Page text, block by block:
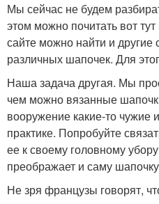
Мы сейчас не будем
этом можно почитать вот
сайте можно найти и другие
различных шапочек. Для
Наша задача другая. Мы
чем можно вязанные
вооружение какие-то чужие
практике. Попробуйте
ее к своему головному
преображает и саму
Не зря французы говорят,